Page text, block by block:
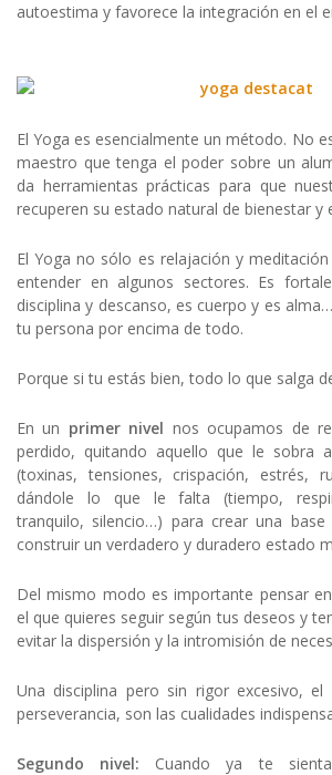
autoestima y favorece la integración en el
El Yoga es esencialmente un método. No
maestro que tenga el poder sobre un
da herramientas prácticas para que
recuperen su estado natural de bienestar y
El Yoga no sólo es relajación y
entender en algunos sectores. Es
disciplina y descanso, es cuerpo y es
tu persona por encima de todo.
Porque si tu estás bien, todo lo que salga
En un primer nivel nos ocupamos de
perdido, quitando aquello que le sobra
(toxinas, tensiones, crispación, estrés,
dándole lo que le falta (tiempo,
tranquilo, silencio…) para crear una
construir un verdadero y duradero estado
Del mismo modo es importante pensar
el que quieres seguir según tus deseos y
evitar la dispersión y la intromisión de
Una disciplina pero sin rigor excesivo,
perseverancia, son las cualidades
Segundo nivel: Cuando ya te